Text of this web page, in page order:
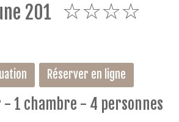
201
Réserver en ligne
- 1 chambre - 4 personnes